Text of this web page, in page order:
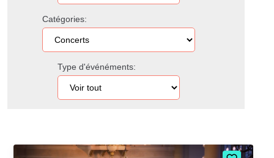
Catégories:
Type d'événéments: